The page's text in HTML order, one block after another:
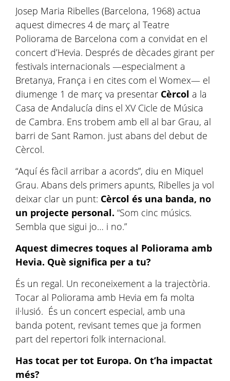
Josep Maria Ribelles (Barcelona, 1968) actua
aquest dimecres 4 de març al Teatre
Poliorama de Barcelona com a convidat en el
concert d’Hevia. Després de dècades girant per
festivals internacionals —especialment a
Bretanya, França i en cites com el Womex— el
diumenge 1 de març va presentar Cèrcol a la
Casa de Andalucía dins el XV Cicle de Música
de Cambra. Ens trobem amb ell al bar Grau, al
barri de Sant Ramon. just abans del debut de
Cèrcol.
“Aquí és fàcil arribar a acords”, diu en Miquel
Grau. Abans dels primers apunts, Ribelles ja vol
deixar clar un punt: Cèrcol és una banda, no
un projecte personal. “Som cinc músics.
Sembla que sigui jo… i no.”
Aquest dimecres toques al Poliorama amb
Hevia. Què significa per a tu?
És un regal. Un reconeixement a la trajectòria.
Tocar al Poliorama amb Hevia em fa molta
il·lusió. És un concert especial, amb una
banda potent, revisant temes que ja formen
part del repertori folk internacional.
Has tocat per tot Europa. On t’ha impactat
més?